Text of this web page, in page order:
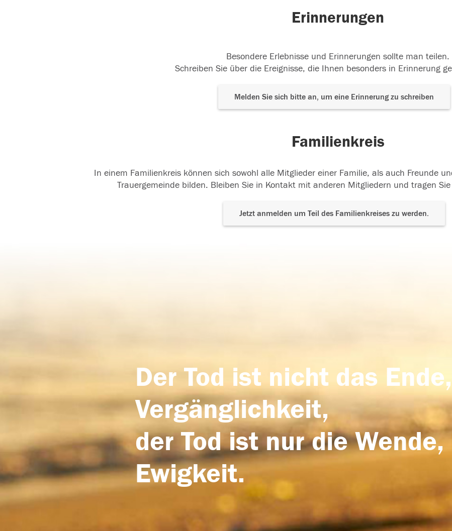
Erinnerungen
Besondere Erlebnisse und Erinnerungen sollte man teilen.
Schreiben Sie über die Ereignisse, die Ihnen besonders in Erinnerung
Melden Sie sich bitte an, um eine Erinnerung zu schreiben
Familienkreis
In einem Familienkreis können sich sowohl alle Mitglieder einer Familie, als auch Freunde
Trauergemeinde bilden. Bleiben Sie in Kontakt mit anderen Mitgliedern und tragen
Jetzt anmelden um Teil des Familienkreises zu werden.
Der Tod ist nicht das
Vergänglichkeit,
der Tod ist nur die
Ewigkeit.